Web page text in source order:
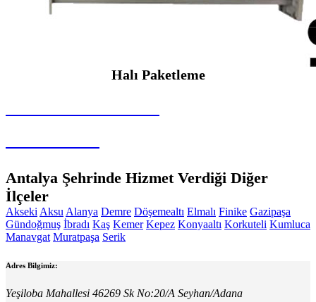
Halı Paketleme
Antalya Şehrinde Hizmet Verdiği Diğer
İlçeler
Akseki Aksu Alanya Demre Döşemealtı Elmalı Finike Gazipaşa
Gündoğmuş İbradı Kaş Kemer Kepez Konyaaltı Korkuteli Kumluca
Manavgat Muratpaşa Serik
Adres Bilgimiz:
Yeşiloba Mahallesi 46269 Sk No:20/A Seyhan/Adana